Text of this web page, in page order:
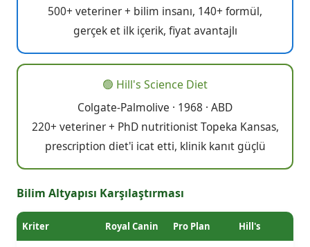
500+ veteriner + bilim insanı, 140+ formül,
gerçek et ilk içerik, fiyat avantajlı
🟢 Hill's Science Diet
Colgate-Palmolive · 1968 · ABD
220+ veteriner + PhD nutritionist Topeka Kansas,
prescription diet'i icat etti, klinik kanıt güçlü
Bilim Altyapısı Karşılaştırması
Kriter Royal Canin Pro Plan Hill's